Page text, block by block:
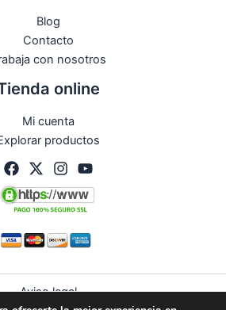
Blog
Contacto
con nosotros
online
Mi cuenta
productos
Aviso legal